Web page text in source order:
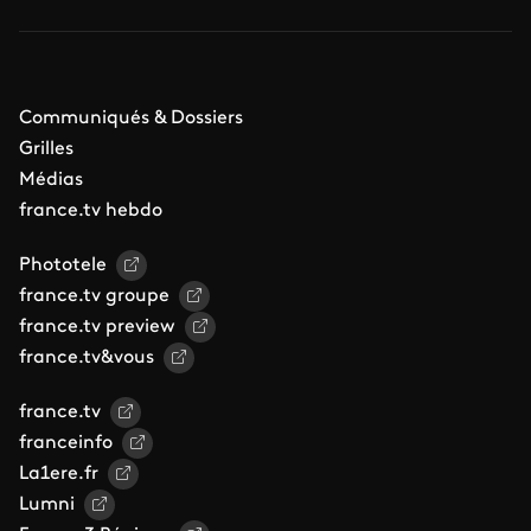
Communiqués & Dossiers
Grilles
Médias
france.tv hebdo
Phototele
france.tv groupe
france.tv preview
france.tv&vous
france.tv
franceinfo
La1ere.fr
Lumni